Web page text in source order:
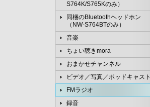
S764K/S765Kのみ）
同梱のBluetoothヘッドホン
（NW-S764BTのみ）
音楽
ちょい聴きmora
おまかせチャンネル
ビデオ／写真／ポッドキャスト
FMラジオ
録音